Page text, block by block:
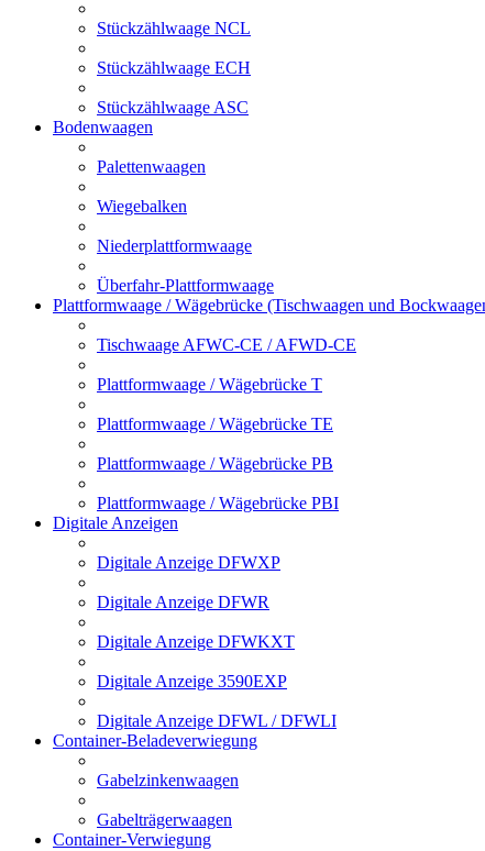
Stückzählwaage NCL
Stückzählwaage ECH
Stückzählwaage ASC
Bodenwaagen
Palettenwaagen
Wiegebalken
Niederplattformwaage
Überfahr-Plattformwaage
Plattformwaage / Wägebrücke (Tischwaagen und
Tischwaage AFWC-CE / AFWD-CE
Plattformwaage / Wägebrücke T
Plattformwaage / Wägebrücke TE
Plattformwaage / Wägebrücke PB
Plattformwaage / Wägebrücke PBI
Digitale Anzeigen
Digitale Anzeige DFWXP
Digitale Anzeige DFWR
Digitale Anzeige DFWKXT
Digitale Anzeige 3590EXP
Digitale Anzeige DFWL / DFWLI
Container-Beladeverwiegung
Gabelzinkenwaagen
Gabelträgerwaagen
Container-Verwiegung